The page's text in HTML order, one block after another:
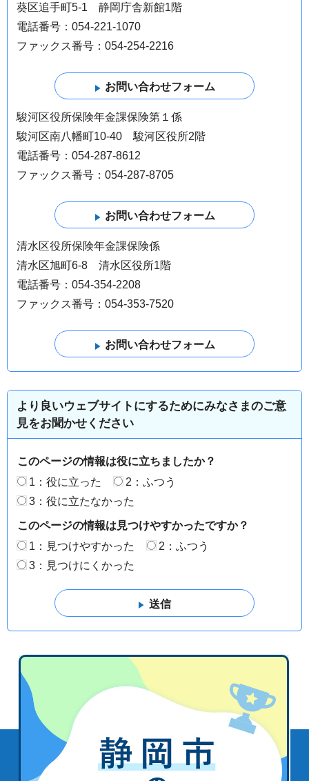
葵区追手町5-1 静岡庁舎新館1階
電話番号：054-221-1070
ファックス番号：054-254-2216
駿河区役所保険年金課保険第１係
駿河区南八幡町10-40 駿河区役所2階
電話番号：054-287-8612
ファックス番号：054-287-8705
清水区役所保険年金課保険係
清水区旭町6-8 清水区役所1階
電話番号：054-354-2208
ファックス番号：054-353-7520
より良いウェブサイトにするためにみなさまのご意
見をお聞かせください
このページの情報は役に立ちましたか？
1：役に立った
2：ふつう
3：役に立たなかった
このページの情報は見つけやすかったですか？
1：見つけやすかった
2：ふつう
3：見つけにくかった